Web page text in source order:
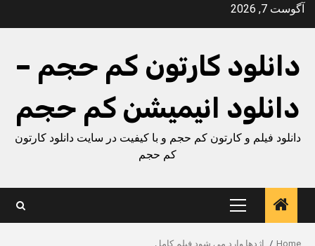
Skipآگوست 7, 2026
دانلود کارتون کم حجم –
دانلود انیمیشن کم حجم
دانلود فیلم و کارتون کم حجم و با کیفیت در سایت دانلود کارتون
کم حجم
Primary
Menu
Home اژدها وارد می شود فیلم کامل